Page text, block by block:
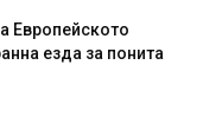
Европейското
езда за понита